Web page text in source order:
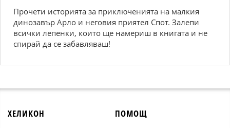
Прочети историята за приключенията на малкия
динозавър Арло и неговия приятел Спот. Залепи
всички лепенки, които ще намериш в книгата и не
спирай да се забавляваш!
ХЕЛИКОН ПОМОЩ